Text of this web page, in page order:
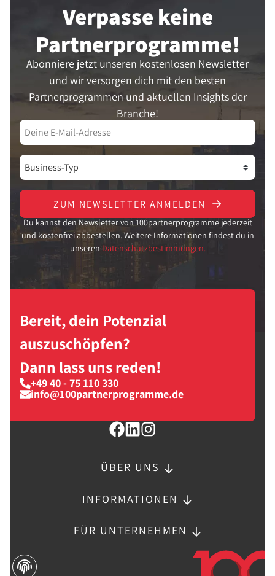
Verpasse keine
Partner­programme!
Abonniere jetzt unseren kostenlosen Newsletter
und wir versorgen dich mit den besten
Partnerprogrammen und aktuellen Insights der
Branche!
ZUM NEWSLETTER ANMELDEN
Du kannst den Newsletter von 100partnerprogramme jederzeit
und kostenfrei abbestellen. Weitere Informationen findest du in
unseren Datenschutzbestimmungen.
Bereit, dein Potenzial
auszuschöpfen?
Dann lass uns reden!
+49 40 - 75 110 330
info@100partnerprogramme.de
ÜBER UNS
INFORMATIONEN
FÜR UNTERNEHMEN